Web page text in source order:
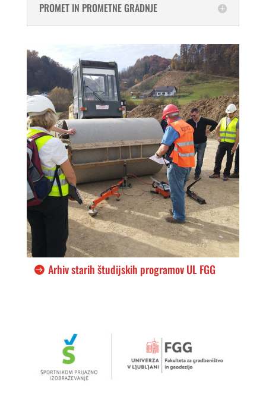
PROMET IN PROMETNE GRADNJE
Arhiv starih študijskih programov UL FGG